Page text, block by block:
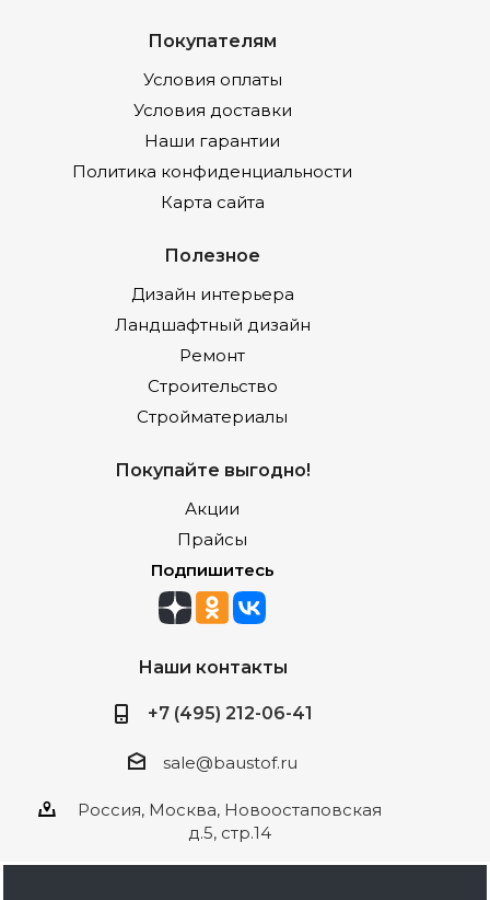
Покупателям
Условия оплаты
Условия доставки
Наши гарантии
Политика конфиденциальности
Карта сайта
Полезное
Дизайн интерьера
Ландшафтный дизайн
Ремонт
Строительство
Стройматериалы
Покупайте выгодно!
Акции
Прайсы
Подпишитесь
Наши контакты
+7 (495) 212-06-41
sale@baustof.ru
Россия, Москва, Новоостаповская
д.5, стр.14